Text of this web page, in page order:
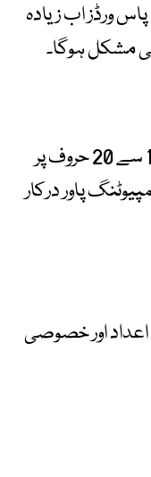
ورڈز اب زیادہ
ہی مشکل ہوگا۔
ڈیجیٹل سیکیورٹی ماہرین صارفین کو مشورہ دیتے ہیں کہ پاس ورڈ کم از کم 13 سے 20 حروف پر
پاور درکار
اور خصوصی